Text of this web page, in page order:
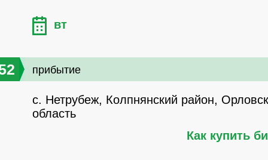
вт
прибытие
с. Нетрубеж, Колпнянский район,
область
Как купить